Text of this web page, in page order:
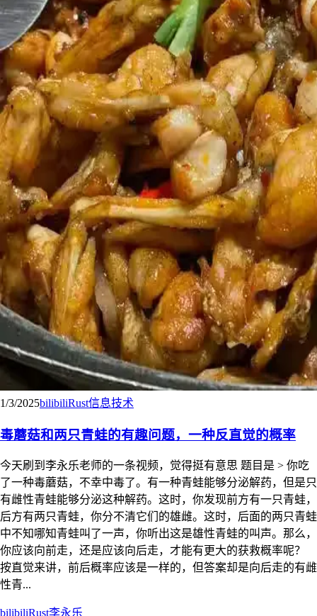
1/3/2025bilibiliRust信息技术
毒蘑菇和两只青蛙的有趣问题，一种反直觉的概率
今天刷到李永乐老师的一条视频，觉得挺有意思 题目是 > 你吃
了一种毒蘑菇，不幸中毒了。有一种青蛙能够分泌解药，但是只
有雌性青蛙能够分泌这种解药。这时，你发现前方有一只青蛙，
后方有两只青蛙，你分不清它们的雄雌。这时，后面的两只青蛙
中不知哪知青蛙叫了一声，你听出这是雄性青蛙的叫声。那么，
你应该向前走，还是应该向后走，才能有更大的获救概率呢？
按直觉来讲，前后概率应该是一样的，但答案却是向后走的有雌
性青...
bilibiliRust李永乐